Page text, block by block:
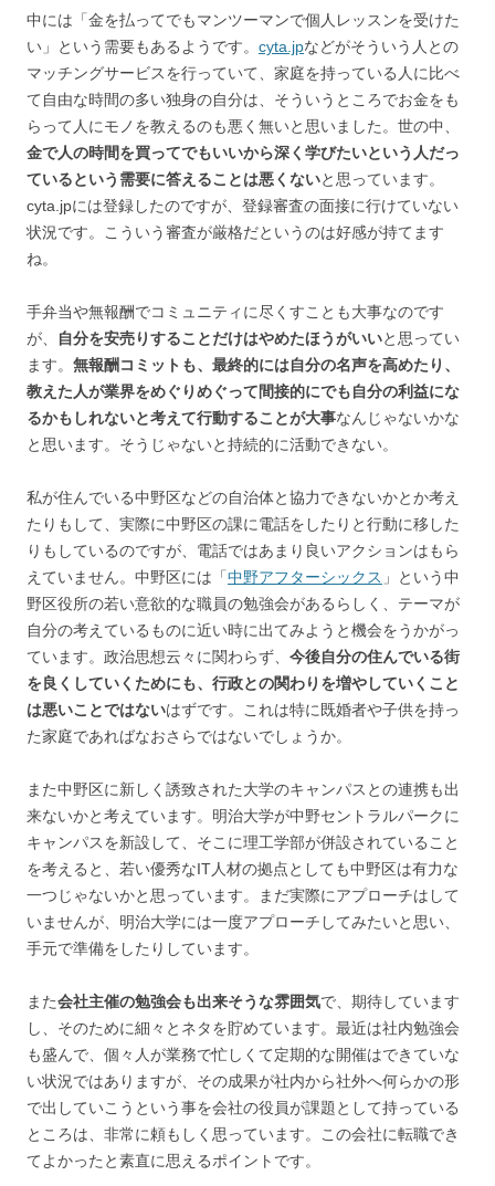
中には「金を払ってでもマンツーマンで個人レッスンを受けた
い」という需要もあるようです。 cyta.jpなどがそういう人との
マッチングサービスを行っていて、家庭を持っている人に比べ
て自由な時間の多い独身の自分は、そういうところでお金をも
らって人にモノを教えるのも悪く無いと思いました。世の中、
金で人の時間を買ってでもいいから深く学びたいという人だっ
ているという需要に答えることは悪くないと思っています。
cyta.jpには登録したのですが、登録審査の面接に行けていない
状況です。こういう審査が厳格だというのは好感が持てます
ね。
手弁当や無報酬でコミュニティに尽くすことも大事なのです
が、
自分を安売りすることだけはやめたほうがいいと思ってい
ます。 無報酬コミットも、最終的には自分の名声を高めたり、
教えた人が業界をめぐりめぐって間接的にでも自分の利益にな
るかもしれないと考えて行動することが大事なんじゃないかな
と思います。そうじゃないと持続的に活動できない。
私が住んでいる中野区などの自治体と協力できないかとか考え
たりもして、実際に中野区の課に電話をしたりと行動に移した
りもしているのですが、電話ではあまり良いアクションはもら
えていません。中野区には「中野アフターシックス 」という中
野区役所の若い意欲的な職員の勉強会があるらしく、テーマが
自分の考えているものに近い時に出てみようと機会をうかがっ
ています。政治思想云々に関わらず、 今後自分の住んでいる街
を良くしていくためにも、行政との関わりを増やしていくこと
は悪いことではないはずです。これは特に既婚者や子供を持っ
た家庭であればなおさらではないでしょうか。
また中野区に新しく誘致された大学のキャンパスとの連携も出
来ないかと考えています。明治大学が中野セントラルパークに
キャンパスを新設して、そこに理工学部が併設されていること
を考えると、若い優秀なIT人材の拠点としても中野区は有力な
一つじゃないかと思っています。まだ実際にアプローチはして
いませんが、明治大学には一度アプローチしてみたいと思い、
手元で準備をしたりしています。
また会社主催の勉強会も出来そうな雰囲気で、期待しています
し、そのために細々とネタを貯めています。最近は社内勉強会
も盛んで、個々人が業務で忙しくて定期的な開催はできていな
い状況ではありますが、その成果が社内から社外へ何らかの形
で出していこうという事を会社の役員が課題として持っている
ところは、非常に頼もしく思っています。この会社に転職でき
てよかったと素直に思えるポイントです。